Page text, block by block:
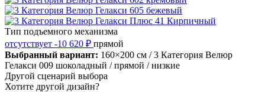
Тип подъемного механизма
отсутствует -10 620 ₽ прямой
Выбранный вариант: 160×200 см / 3 Категория Велюр
Гелакси 009 шоколадный / прямой / низкие
Другой сценарий выбора
Хотите другой дизайн?